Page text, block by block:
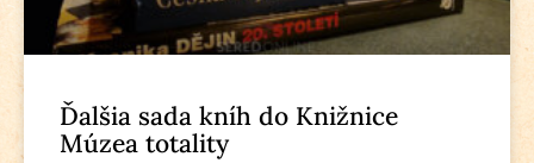
Ďalšia sada kníh do Knižnice
Múzea totality